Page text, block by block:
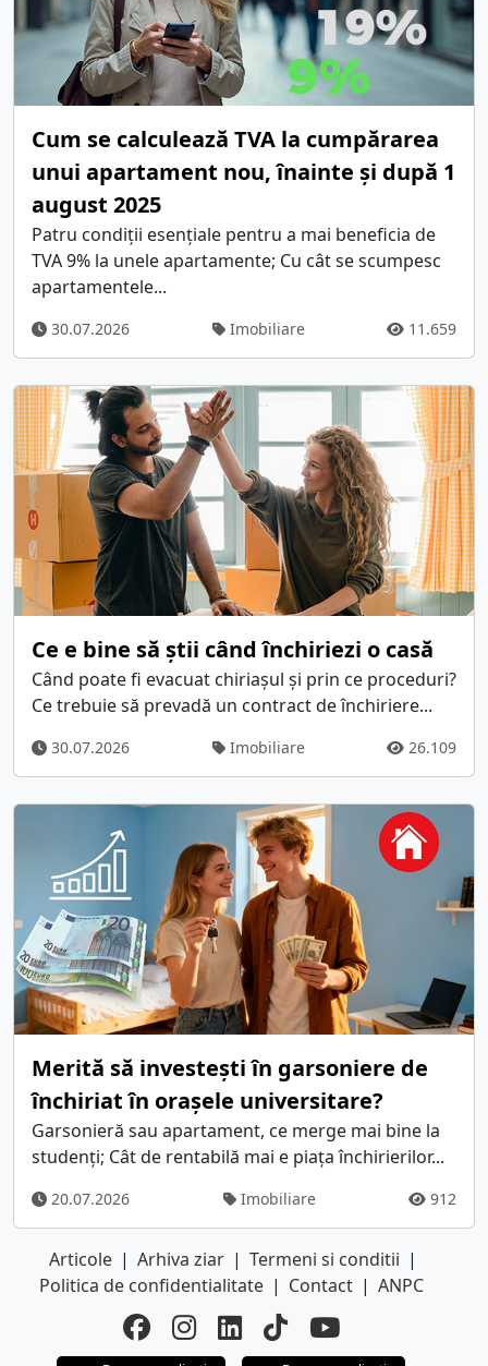
Cum se calculează TVA la cumpărarea
unui apartament nou, înainte și după 1
august 2025
Patru condiții esențiale pentru a mai beneficia de
TVA 9% la unele apartamente; Cu cât se scumpesc
apartamentele...
30.07.2026 Imobiliare 11.659
Ce e bine să știi când închiriezi o casă
Când poate fi evacuat chiriașul și prin ce proceduri?
Ce trebuie să prevadă un contract de închiriere...
30.07.2026 Imobiliare 26.109
Merită să investești în garsoniere de
închiriat în orașele universitare?
Garsonieră sau apartament, ce merge mai bine la
studenți; Cât de rentabilă mai e piața închirierilor...
20.07.2026 Imobiliare 912
Articole | Arhiva ziar | Termeni si conditii |
Politica de confidentialitate | Contact | ANPC